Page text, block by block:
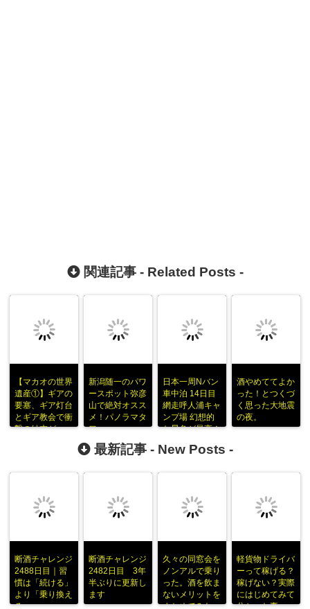
関連記事 - Related Posts -
【マカオの世界
遺産①】ギアの
要塞、ギア灯台
とギア教会で衝
撃の結末がｗ
新潟随一のパワ
ースポット弥彦
山で絶対オスス
メ！パノラマタ
ワー
日本一周Nバン
車中泊 14日目
網走呼人浦キャ
ンプ場 幻想的
な景色が最高！
酒やめててよか
った！とつくづ
く思った大地震
の夜。
最新記事 - New Posts -
断酒チャレンジ
2488日目｜習
慣は「続ける」
より「乗り換え
る」
断酒チャレンジ
2482日目 3年
半ぶりに更新し
ます
久々の同窓会を
ノンアルで乗り
った。酒を飲ま
ないメリットを
まとめてみた
軽貨物ドライバ
ーって稼げる？
稼げない？実際
にはじめてみて
分かった事